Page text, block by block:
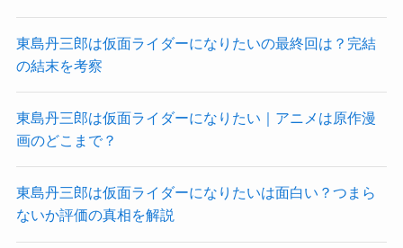
東島丹三郎は仮面ライダーになりたいの最終回は？完結
の結末を考察
東島丹三郎は仮面ライダーになりたい｜アニメは原作漫
画のどこまで？
東島丹三郎は仮面ライダーになりたいは面白い？つまら
ないか評価の真相を解説